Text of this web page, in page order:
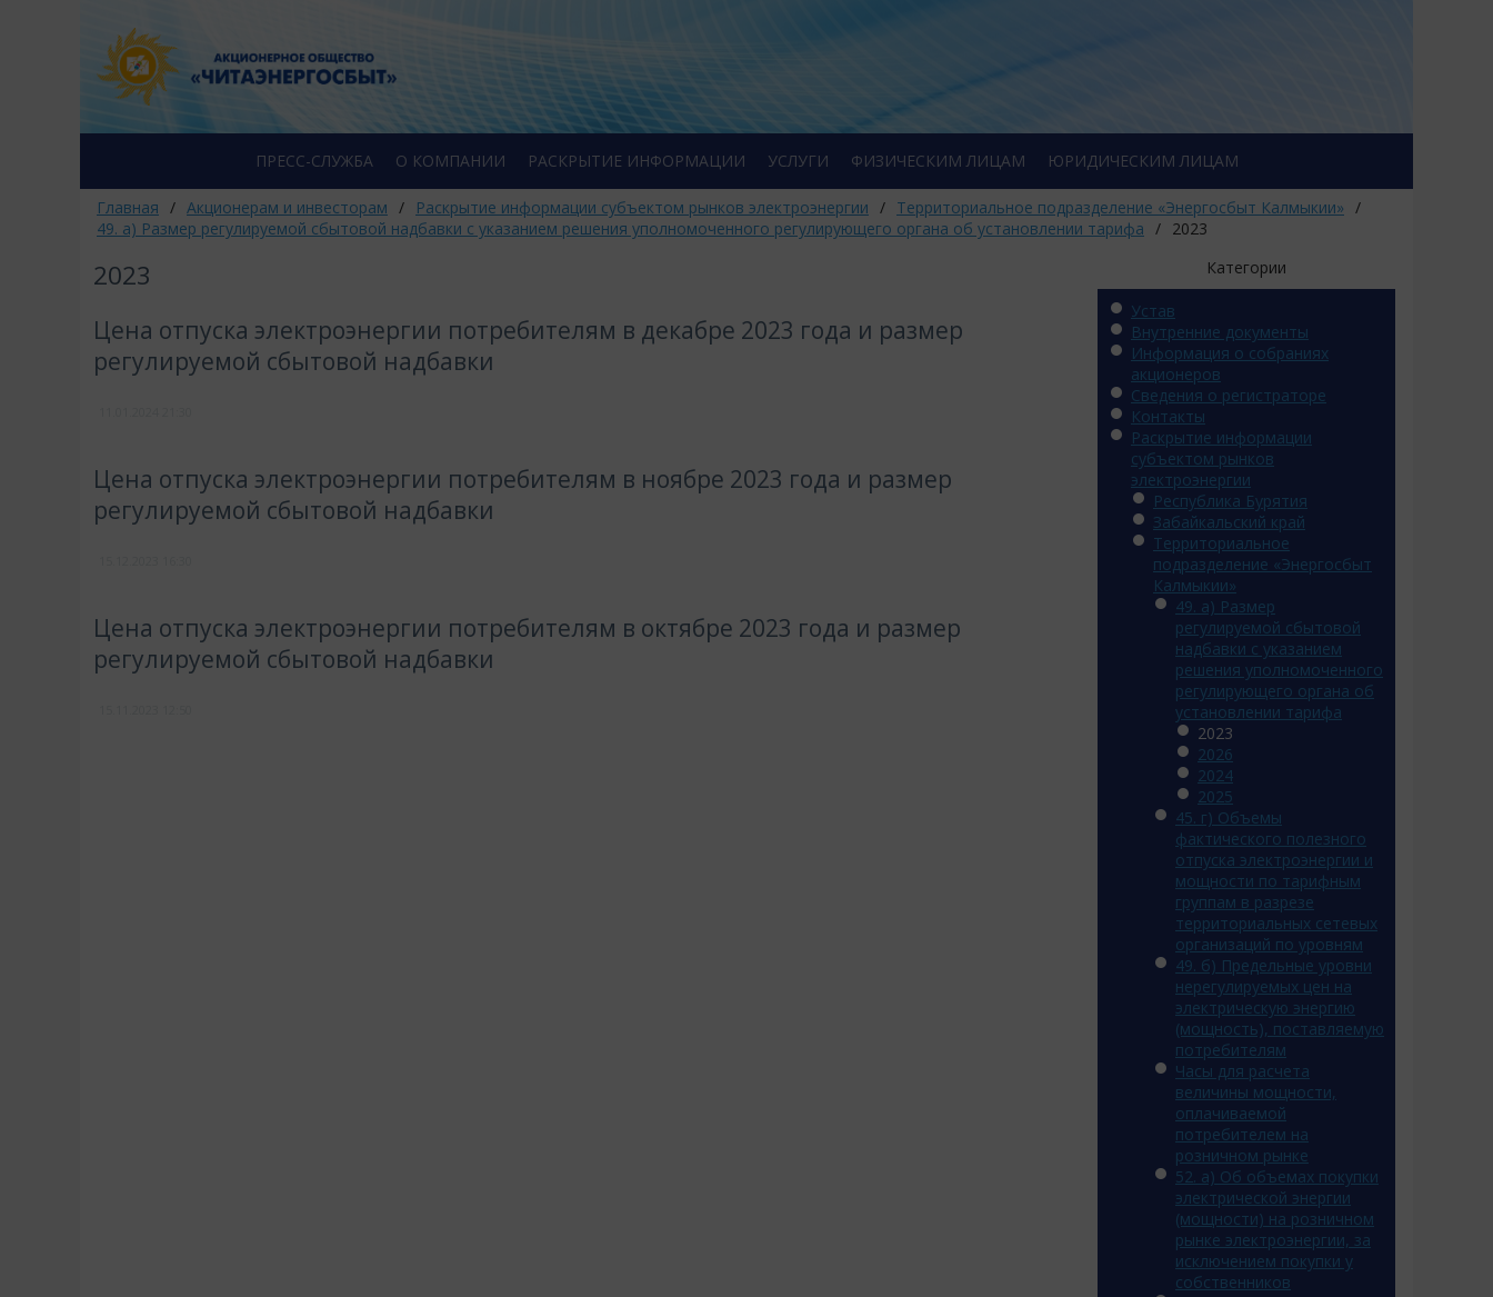
ПРЕСС-СЛУЖБА О КОМПАНИИ РАСКРЫТИЕ ИНФОРМАЦИИ УСЛУГИ ФИЗИЧЕСКИМ ЛИЦАМ ЮРИДИЧЕСКИМ ЛИЦАМ
Главная / Акционерам и инвесторам / Раскрытие информации субъектом рынков электроэнергии / Территориальное подразделение «Энергосбыт Калмыкии» /
49. а) Размер регулируемой сбытовой надбавки с указанием решения уполномоченного регулирующего органа об установлении тарифа / 2023
2023
Цена отпуска электроэнергии потребителям в декабре 2023 года и размер
регулируемой сбытовой надбавки
Цена отпуска электроэнергии потребителям в ноябре 2023 года и размер
регулируемой сбытовой надбавки
Цена отпуска электроэнергии потребителям в октябре 2023 года и размер
регулируемой сбытовой надбавки
Категории
Устав
Внутренние документы
Информация о собраниях
акционеров
Сведения о регистраторе
Контакты
Раскрытие информации
субъектом рынков
электроэнергии
Республика Бурятия
Забайкальский край
Территориальное
подразделение «Энергосбыт
Калмыкии»
49. а) Размер
регулируемой сбытовой
надбавки с указанием
решения уполномоченного
регулирующего органа об
установлении тарифа
2023
2026
2024
2025
45. г) Объемы
фактического полезного
отпуска электроэнергии и
мощности по тарифным
группам в разрезе
территориальных сетевых
организаций по уровням
49. б) Предельные уровни
нерегулируемых цен на
электрическую энергию
(мощность), поставляемую
потребителям
Часы для расчета
величины мощности,
оплачиваемой
потребителем на
розничном рынке
52. а) Об объемах покупки
электрической энергии
(мощности) на розничном
рынке электроэнергии, за
исключением покупки у
собственников